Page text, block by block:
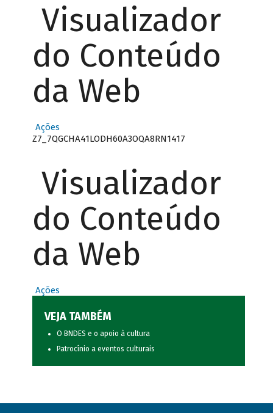
Visualizador
do Conteúdo
da Web
Ações
Z7_7QGCHA41LODH60A3OQA8RN1417
Visualizador
do Conteúdo
da Web
Ações
VEJA TAMBÉM
O BNDES e o apoio à cultura
Patrocínio a eventos culturais